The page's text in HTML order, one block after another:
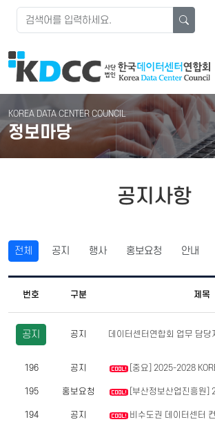
KOREA DATA CENTER COUNCIL
정보마당
공지사항
전체 공지 행사 홍보요청 안내
번호 구분 제목
공지 공지 데이터센터연합회 업무 담당
196 공지 [중요] 2025-2028
195 홍보요청 [부산정보산업진흥원]
194 공지 비수도권 데이터센터